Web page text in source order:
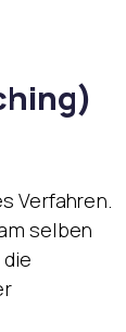
Verfahren.
selben